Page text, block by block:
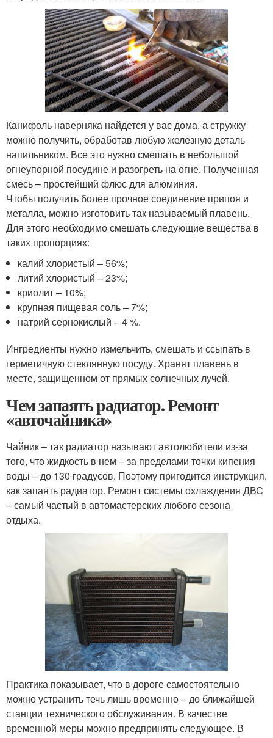
Канифоль наверняка найдется у вас дома, а стружку
можно получить, обработав любую железную деталь
напильником. Все это нужно смешать в небольшой
огнеупорной посудине и разогреть на огне. Полученная
смесь – простейший флюс для алюминия.
Чтобы получить более прочное соединение припоя и
металла, можно изготовить так называемый плавень.
Для этого необходимо смешать следующие вещества в
таких пропорциях:
калий хлористый – 56%;
литий хлористый – 23%;
криолит – 10%;
крупная пищевая соль – 7%;
натрий сернокислый – 4 %.
Ингредиенты нужно измельчить, смешать и ссыпать в
герметичную стеклянную посуду. Хранят плавень в
месте, защищенном от прямых солнечных лучей.
Чем запаять радиатор. Ремонт
«авточайника»
Чайник – так радиатор называют автолюбители из-за
того, что жидкость в нем – за пределами точки кипения
воды – до 130 градусов. Поэтому пригодится инструкция,
как запаять радиатор. Ремонт системы охлаждения ДВС
– самый частый в автомастерских любого сезона
отдыха.
Практика показывает, что в дороге самостоятельно
можно устранить течь лишь временно – до ближайшей
станции технического обслуживания. В качестве
временной меры можно предпринять следующее. В